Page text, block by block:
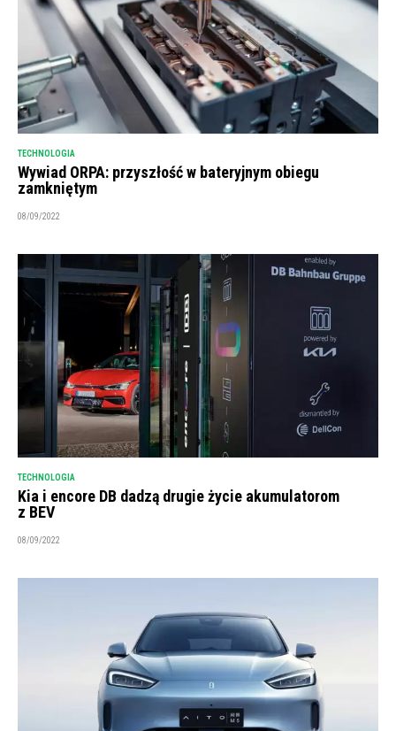
TECHNOLOGIA
Wywiad ORPA: przyszłość w bateryjnym obiegu
zamkniętym
08/09/2022
TECHNOLOGIA
Kia i encore DB dadzą drugie życie akumulatorom
z BEV
08/09/2022